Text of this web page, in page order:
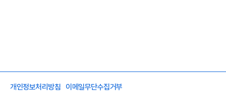
개인정보처리방침 이메일무단수집거부